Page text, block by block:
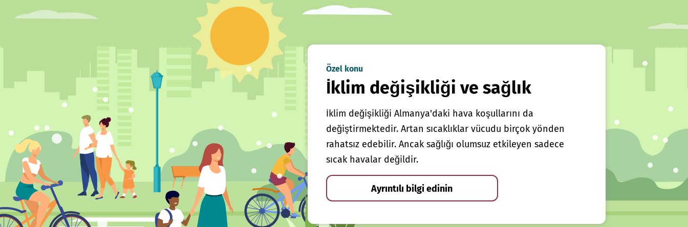
Özel konu
İklim değişikliği ve sağlık
İklim değişikliği Almanya'daki hava koşullarını da
değiştirmektedir. Artan sıcaklıklar vücudu birçok yönden
rahatsız edebilir. Ancak sağlığı olumsuz etkileyen sadece
sıcak havalar değildir.
Ayrıntılı bilgi edinin